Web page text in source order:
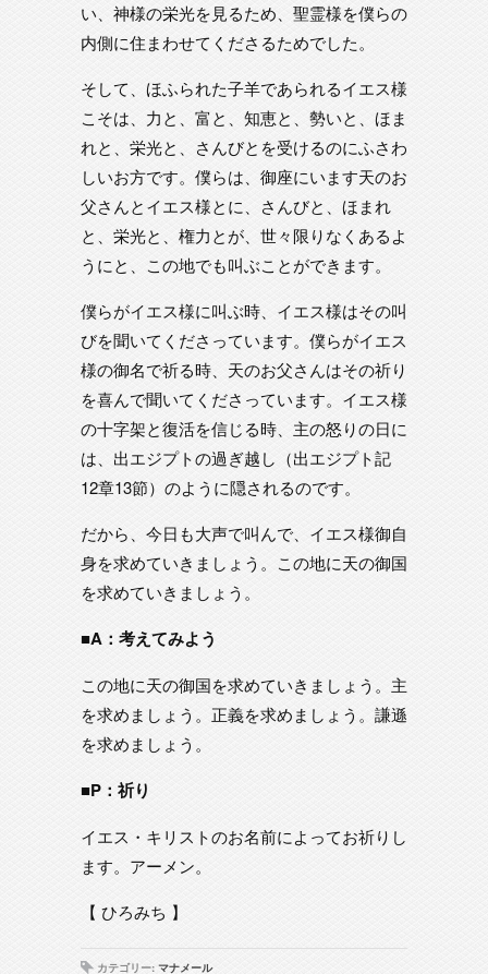
い、神様の栄光を見るため、聖霊様を僕らの
内側に住まわせてくださるためでした。
そして、ほふられた子羊であられるイエス様
こそは、力と、富と、知恵と、勢いと、ほま
れと、栄光と、さんびとを受けるのにふさわ
しいお方です。僕らは、御座にいます天のお
父さんとイエス様とに、さんびと、ほまれ
と、栄光と、権力とが、世々限りなくあるよ
うにと、この地でも叫ぶことができます。
僕らがイエス様に叫ぶ時、イエス様はその叫
びを聞いてくださっています。僕らがイエス
様の御名で祈る時、天のお父さんはその祈り
を喜んで聞いてくださっています。イエス様
の十字架と復活を信じる時、主の怒りの日に
は、出エジプトの過ぎ越し（出エジプト記
12章13節）のように隠されるのです。
だから、今日も大声で叫んで、イエス様御自
身を求めていきましょう。この地に天の御国
を求めていきましょう。
■A：考えてみよう
この地に天の御国を求めていきましょう。主
を求めましょう。正義を求めましょう。謙遜
を求めましょう。
■P：祈り
イエス・キリストのお名前によってお祈りし
ます。アーメン。
【 ひろみち 】
カテゴリー: マナメール